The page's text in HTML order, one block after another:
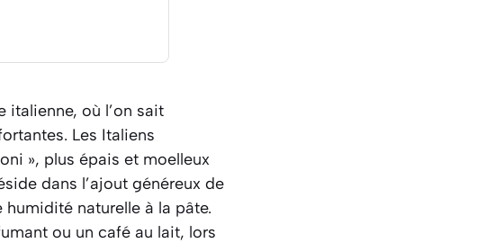
où l’on sait
Les Italiens
», plus épais et moelleux
dans l’ajout généreux de
naturelle à la pâte.
ou un café au lait, lors